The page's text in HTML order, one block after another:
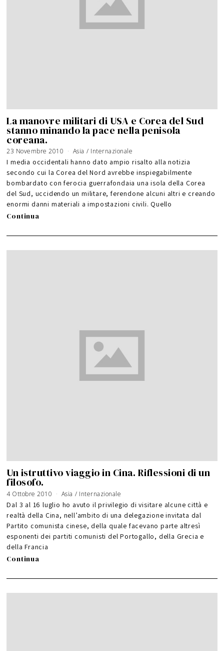
La manovre militari di USA e Corea del Sud
stanno minando la pace nella penisola
coreana.
23 Novembre 2010
G
e
n
i
o
2
0
1
Asia / Internazionale
I media occidentali hanno dato ampio risalto alla notizia
secondo cui la Corea del Nord avrebbe inspiegabilmente
bombardato con ferocia guerrafondaia una isola della Corea
del Sud, uccidendo un militare, ferendone alcuni altri e creando
enormi danni materiali a impostazioni civili. Quello
Continua
Un istruttivo viaggio in Cina. Riflessioni di un
filosofo.
4 Ottobre 2010
i
u
n
2
0
1
6
Asia / Internazionale
Dal 3 al 16 luglio ho avuto il privilegio di visitare alcune città e
realtà della Cina, nell’ambito di una delegazione invitata dal
Partito comunista cinese, della quale facevano parte altresì
esponenti dei partiti comunisti del Portogallo, della Grecia e
della Francia
Continua